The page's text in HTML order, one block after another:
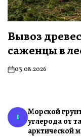
Вывоз
саженцы в
03.08.2026
1
Морской
углерода от
арктической